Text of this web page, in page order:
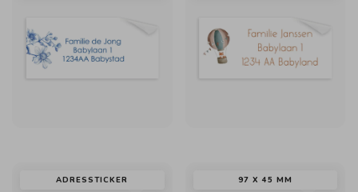
ADRESSTICKER 97 X 45 MM